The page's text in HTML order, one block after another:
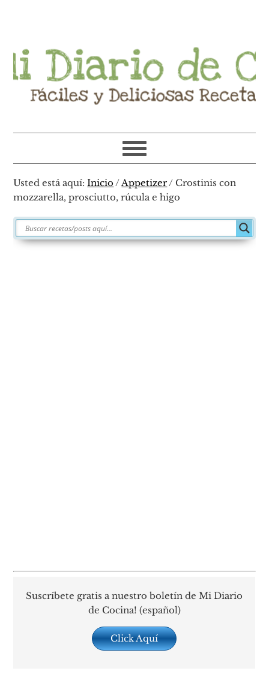
principal
principal
barra
lateral
primaria
de
página
Usted está aquí:Inicio /Appetizer/ Crostinis con
mozzarella, prosciutto, rúcula e higo
Suscríbete gratis a nuestro boletín de Mi Diario
de Cocina! (español)
Click Aquí